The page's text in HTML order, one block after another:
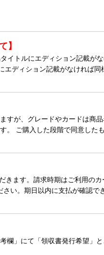
】
トルにエディション記載が
ディション記載がなければ同
すが、グレードやカードは商
。 ご購入した段階で同意した
ます。請求時期はご利用のカ
い。期日以内に支払が確認で
」にて「領収書発行希望」と